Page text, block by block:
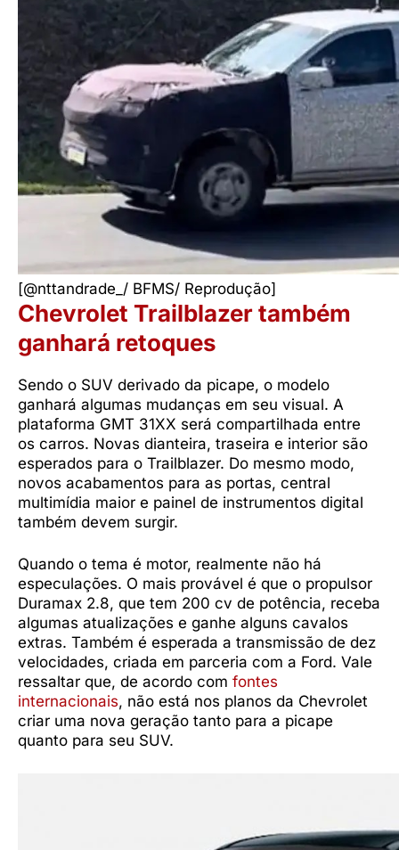
[@nttandrade_/ BFMS/ Reprodução]
Chevrolet Trailblazer também
ganhará retoques
Sendo o SUV derivado da picape, o modelo
ganhará algumas mudanças em seu visual. A
plataforma GMT 31XX será compartilhada entre
os carros. Novas dianteira, traseira e interior são
esperados para o Trailblazer. Do mesmo modo,
novos acabamentos para as portas, central
multimídia maior e painel de instrumentos digital
também devem surgir.
Quando o tema é motor, realmente não há
especulações. O mais provável é que o propulsor
Duramax 2.8, que tem 200 cv de potência, receba
algumas atualizações e ganhe alguns cavalos
extras. Também é esperada a transmissão de dez
velocidades, criada em parceria com a Ford. Vale
ressaltar que, de acordo com fontes
internacionais, não está nos planos da Chevrolet
criar uma nova geração tanto para a picape
quanto para seu SUV.